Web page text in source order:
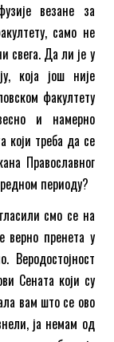
везане за
само не
свега. Да ли је у
која још није
факултету
и намерно
који треба да се
Православног
периоду?
смо се на
верно пренета у
Веродостојност
Сената који су
вам што се ово
ја немам од